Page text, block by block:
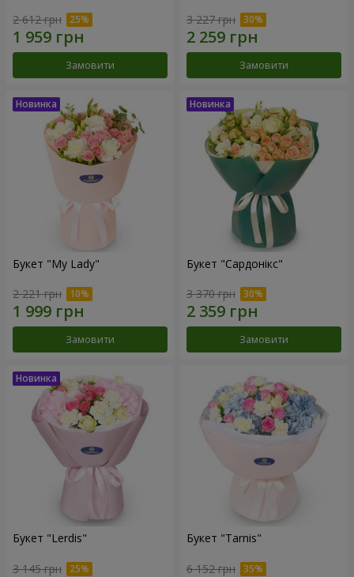
2 612 грн
Замовити
3 227 грн
Замовити
Букет "My Lady"
2 221 грн
Замовити
Букет "Сардонікс"
3 370 грн
Замовити
Букет "Lerdis"
3 145 грн
Букет "Tarnis"
6 152 грн